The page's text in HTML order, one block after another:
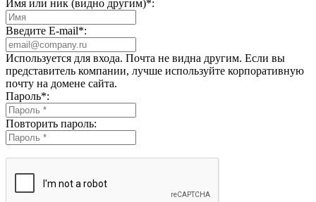
Имя или ник (видно другим)*:
Введите E-mail*:
Используется для входа. Почта не видна другим. Если вы
представитель компании, лучше используйте корпоративную
почту на домене сайта.
Пароль*:
Повторить пароль: